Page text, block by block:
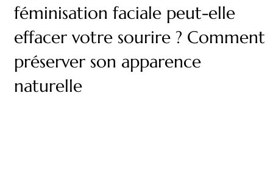
féminisation faciale peut-elle
effacer votre sourire ? Comment
préserver son apparence
naturelle